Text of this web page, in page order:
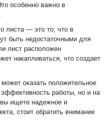
особенно важно в
листа — это то, что в
быть недостаточными для
лист расположен
накапливаться, что создает
оказать положительное
работы, но и на
ищете надежное и
стоит обратить внимание